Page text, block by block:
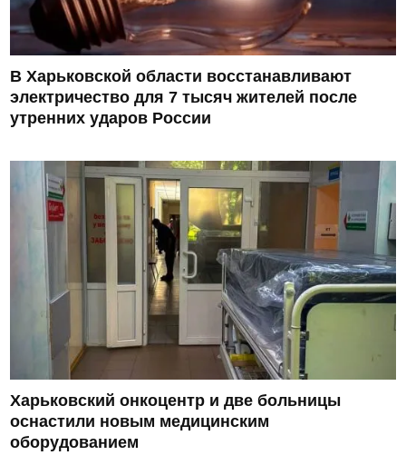
В Харьковской области восстанавливают
электричество для 7 тысяч жителей после
утренних ударов России
Харьковский онкоцентр и две больницы
оснастили новым медицинским
оборудованием